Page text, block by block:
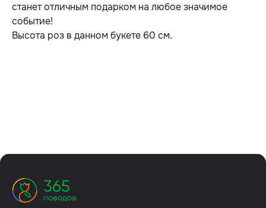
станет отличным подарком на любое значимое
событие!
Высота роз в данном букете 60 см.